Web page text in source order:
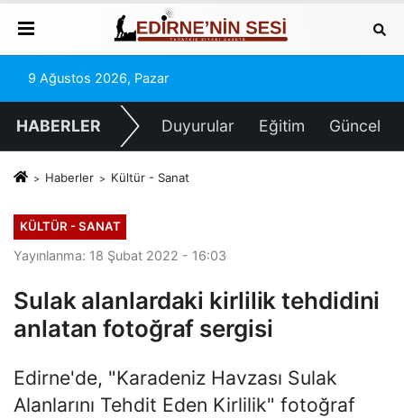
9 Ağustos 2026, Pazar
HABERLER Duyurular Eğitim Güncel
Haberler Kültür - Sanat
KÜLTÜR - SANAT
Yayınlanma: 18 Şubat 2022 - 16:03
Sulak alanlardaki kirlilik tehdidini
anlatan fotoğraf sergisi
Edirne'de, "Karadeniz Havzası Sulak
Alanlarını Tehdit Eden Kirlilik" fotoğraf